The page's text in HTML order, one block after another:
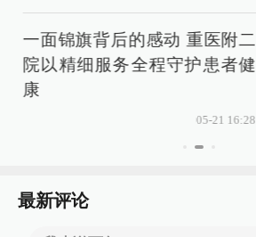
一面锦旗背后的感动 重医附二
院以精细服务全程守护患者健
康
05-21 16:28
最新评论